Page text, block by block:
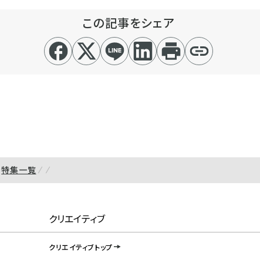
この記事をシェア
特集一覧
クリエイティブ
クリエイティブトップ